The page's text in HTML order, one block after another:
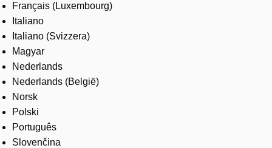
Français (Luxembourg)
Italiano
Italiano (Svizzera)
Magyar
Nederlands
Nederlands (België)
Norsk
Polski
Português
Slovenčina